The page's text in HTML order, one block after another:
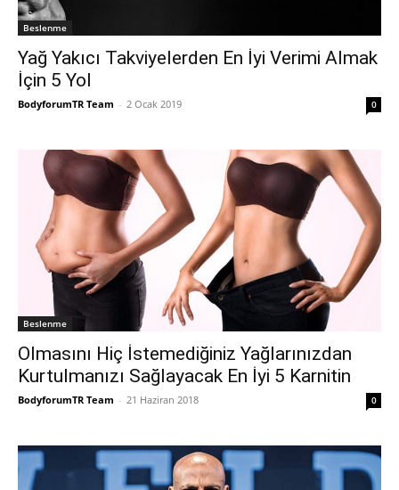
Beslenme
Yağ Yakıcı Takviyelerden En İyi Verimi Almak
İçin 5 Yol
BodyforumTR Team - 2 Ocak 2019 0
Beslenme
Olmasını Hiç İstemediğiniz Yağlarınızdan
Kurtulmanızı Sağlayacak En İyi 5 Karnitin
BodyforumTR Team - 21 Haziran 2018 0